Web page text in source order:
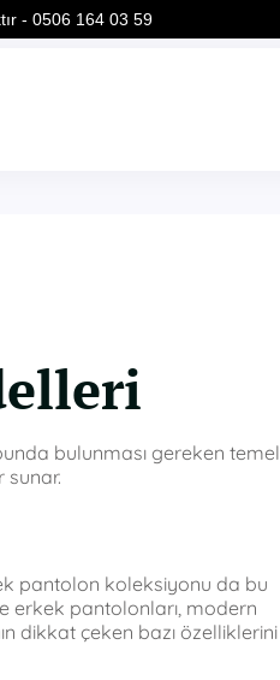
bulunması gereken temel
sunar.
pantolon koleksiyonu da bu
erkek pantolonları, modern
dikkat çeken bazı özelliklerini
- 0506 164 03 59